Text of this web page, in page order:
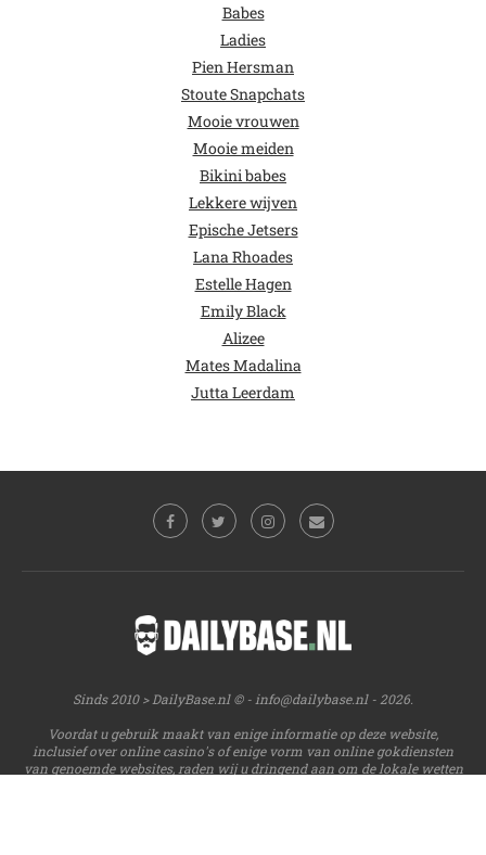
Babes
Ladies
Pien Hersman
Stoute Snapchats
Mooie vrouwen
Mooie meiden
Bikini babes
Lekkere wijven
Epische Jetsers
Lana Rhoades
Estelle Hagen
Emily Black
Alizee
Mates Madalina
Jutta Leerdam
Sinds 2010 > DailyBase.nl © - info@dailybase.nl- 2026.
Voordat u gebruik maakt van enige informatie op deze website,
inclusief over online casino's of enige vorm van online gokdiensten
van genoemde websites, raden wij u dringend aan om de lokale wetten